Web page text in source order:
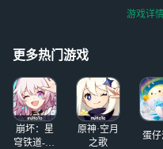
求冈易云游戏神秘网络端善
游戏详
更多热门游戏
崩坏：星
穹铁道-4.4
原神·空月
之歌
蛋